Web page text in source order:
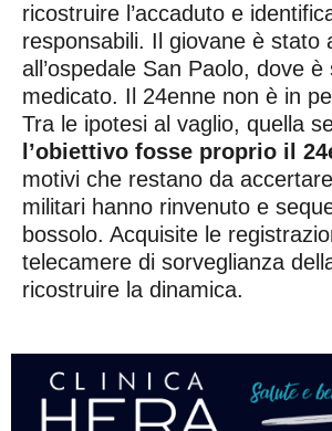
ricostruire l’accaduto e
responsabili. Il giovane è stato
all’ospedale San Paolo, dove è
medicato. Il 24enne non è in
Tra le ipotesi al vaglio, quella
l’obiettivo fosse proprio il
motivi che restano da
militari hanno rinvenuto e
bossolo. Acquisite le
telecamere di sorveglianza
ricostruire la dinamica.